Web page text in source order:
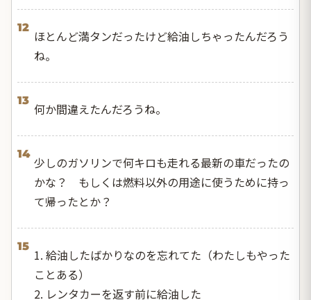
12
ほとんど満タンだったけど給油しちゃったんだろう
ね。
13
何か間違えたんだろうね。
14
少しのガソリンで何キロも走れる最新の車だったの
かな？ もしくは燃料以外の用途に使うために持っ
て帰ったとか？
15
1. 給油したばかりなのを忘れてた（わたしもやった
ことある）
2. レンタカーを返す前に給油した